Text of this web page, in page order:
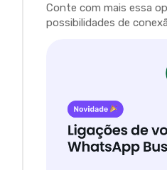
Conte com mais essa
possibilidades de